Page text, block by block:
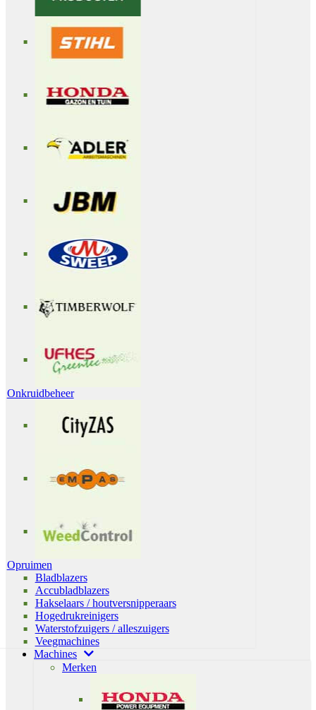
Onkruidbeheer
Opruimen
Bladblazers
Accubladblazers
Hakselaars / houtversnipperaars
Hogedrukreinigers
Waterstofzuigers / alleszuigers
Veegmachines
Machines
Merken